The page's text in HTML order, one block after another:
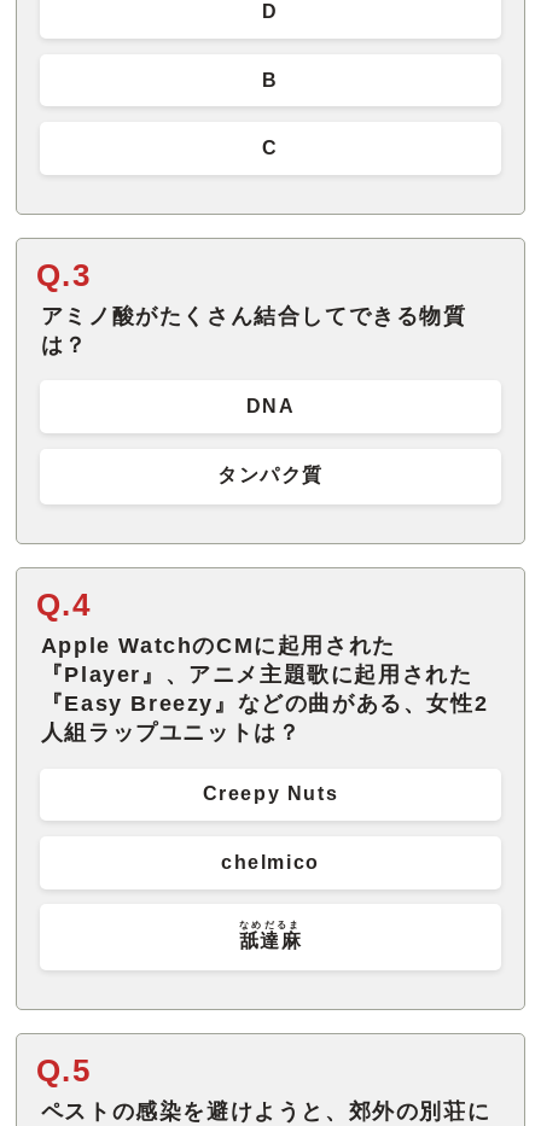
D
B
C
Q.3
アミノ酸がたくさん結合してできる物質
は？
DNA
タンパク質
Q.4
Apple WatchのCMに起用された
『Player』、アニメ主題歌に起用された
『Easy Breezy』などの曲がある、女性2
人組ラップユニットは？
Creepy Nuts
chelmico
舐達麻
なめだるま
Q.5
ペストの感染を避けようと、郊外の別荘に